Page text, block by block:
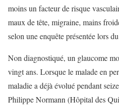
moins un facteur de risque
maux de tête, migraine, mains
selon une enquête présentée lors
Non diagnostiqué, un glaucome
vingt ans. Lorsque le malade en
maladie a déjà évolué pendant
Philippe Normann (Hôpital des